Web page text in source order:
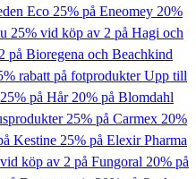
Eco 25% på Eneomey 20%
25% vid köp av 2 på Hagi och
på Bioregena och Beachkind
rabatt på fotprodukterUpp till
på Hår20% på Blomdahl
25% på Carmex 20%
Kestine 25% på Elexir Pharma
köp av 2 på Fungoral 20% på